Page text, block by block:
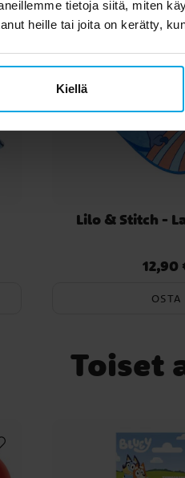
tietoja siitä, miten
heille tai joita on kerätty,
Kiellä
Lilo & Stitch -
Hinta:
12,90
OSTA
Toiset